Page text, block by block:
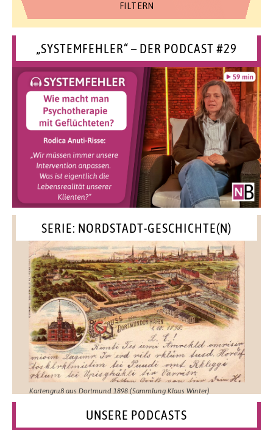
„SYSTEMFEHLER“ – DER PODCAST #29
SERIE: NORDSTADT-GESCHICHTE(N)
Kartengruß aus Dortmund 1898 (Sammlung Klaus Winter)
UNSERE PODCASTS